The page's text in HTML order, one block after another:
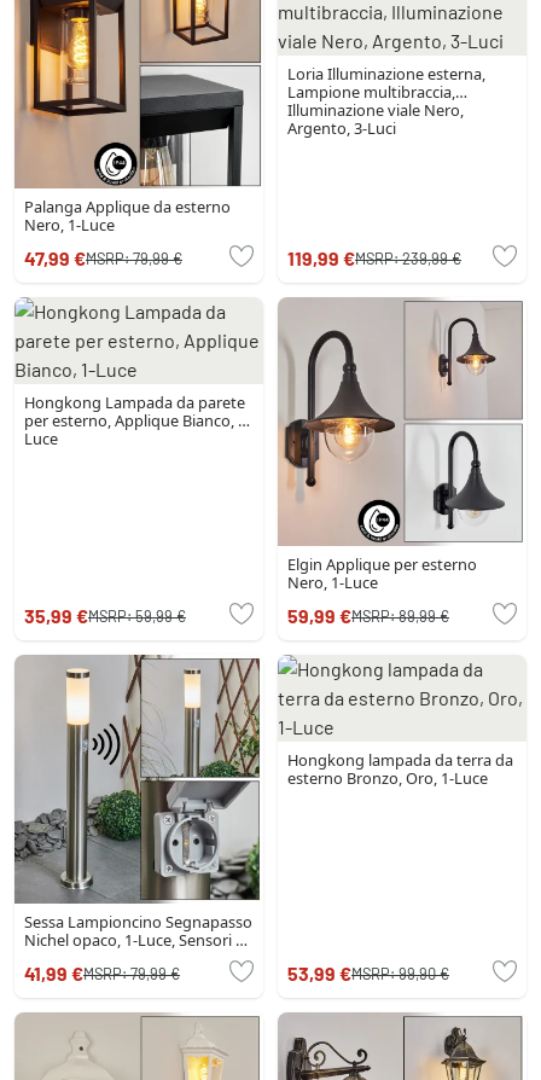
Palanga Applique da esterno
Nero, 1-Luce
47,99 €MSRP:79,99 €
Loria Illuminazione esterna,
Lampione multibraccia,
Illuminazione viale Nero,
Argento, 3-Luci
119,99 €MSRP:239,99 €
Hongkong Lampada da parete
per esterno, Applique Bianco, 1-
Luce
35,99 €MSRP:59,99 €
Elgin Applique per esterno
Nero, 1-Luce
59,99 €MSRP:89,99 €
Sessa Lampioncino Segnapasso
Nichel opaco, 1-Luce, Sensori di
41,99 €MSRP:79,99 €
Hongkong lampada da terra da
esterno Bronzo, Oro, 1-Luce
53,99 €MSRP:99,90 €